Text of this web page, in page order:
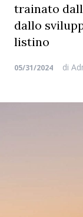
trainato
dallo
listino
05/31/2024 di